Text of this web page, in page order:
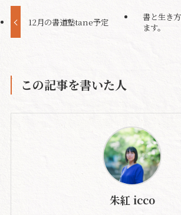
12月の書道塾tane予定
書と生き
ます。
この記事を書いた人
朱紅 icco